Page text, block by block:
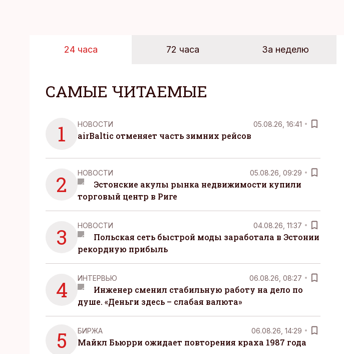
24 часа 72 часа За неделю
САМЫЕ ЧИТАЕМЫЕ
1 НОВОСТИ 05.08.26, 16:41
airBaltic отменяет часть зимних рейсов
2 НОВОСТИ 05.08.26, 09:29
Эстонские акулы рынка недвижимости купили
торговый центр в Риге
3 НОВОСТИ 04.08.26, 11:37
Польская сеть быстрой моды заработала в Эстонии
рекордную прибыль
4 ИНТЕРВЬЮ 06.08.26, 08:27
Инженер сменил стабильную работу на дело по
душе. «Деньги здесь – слабая валюта»
5 БИРЖА 06.08.26, 14:29
Майкл Бьюрри ожидает повторения краха 1987 года